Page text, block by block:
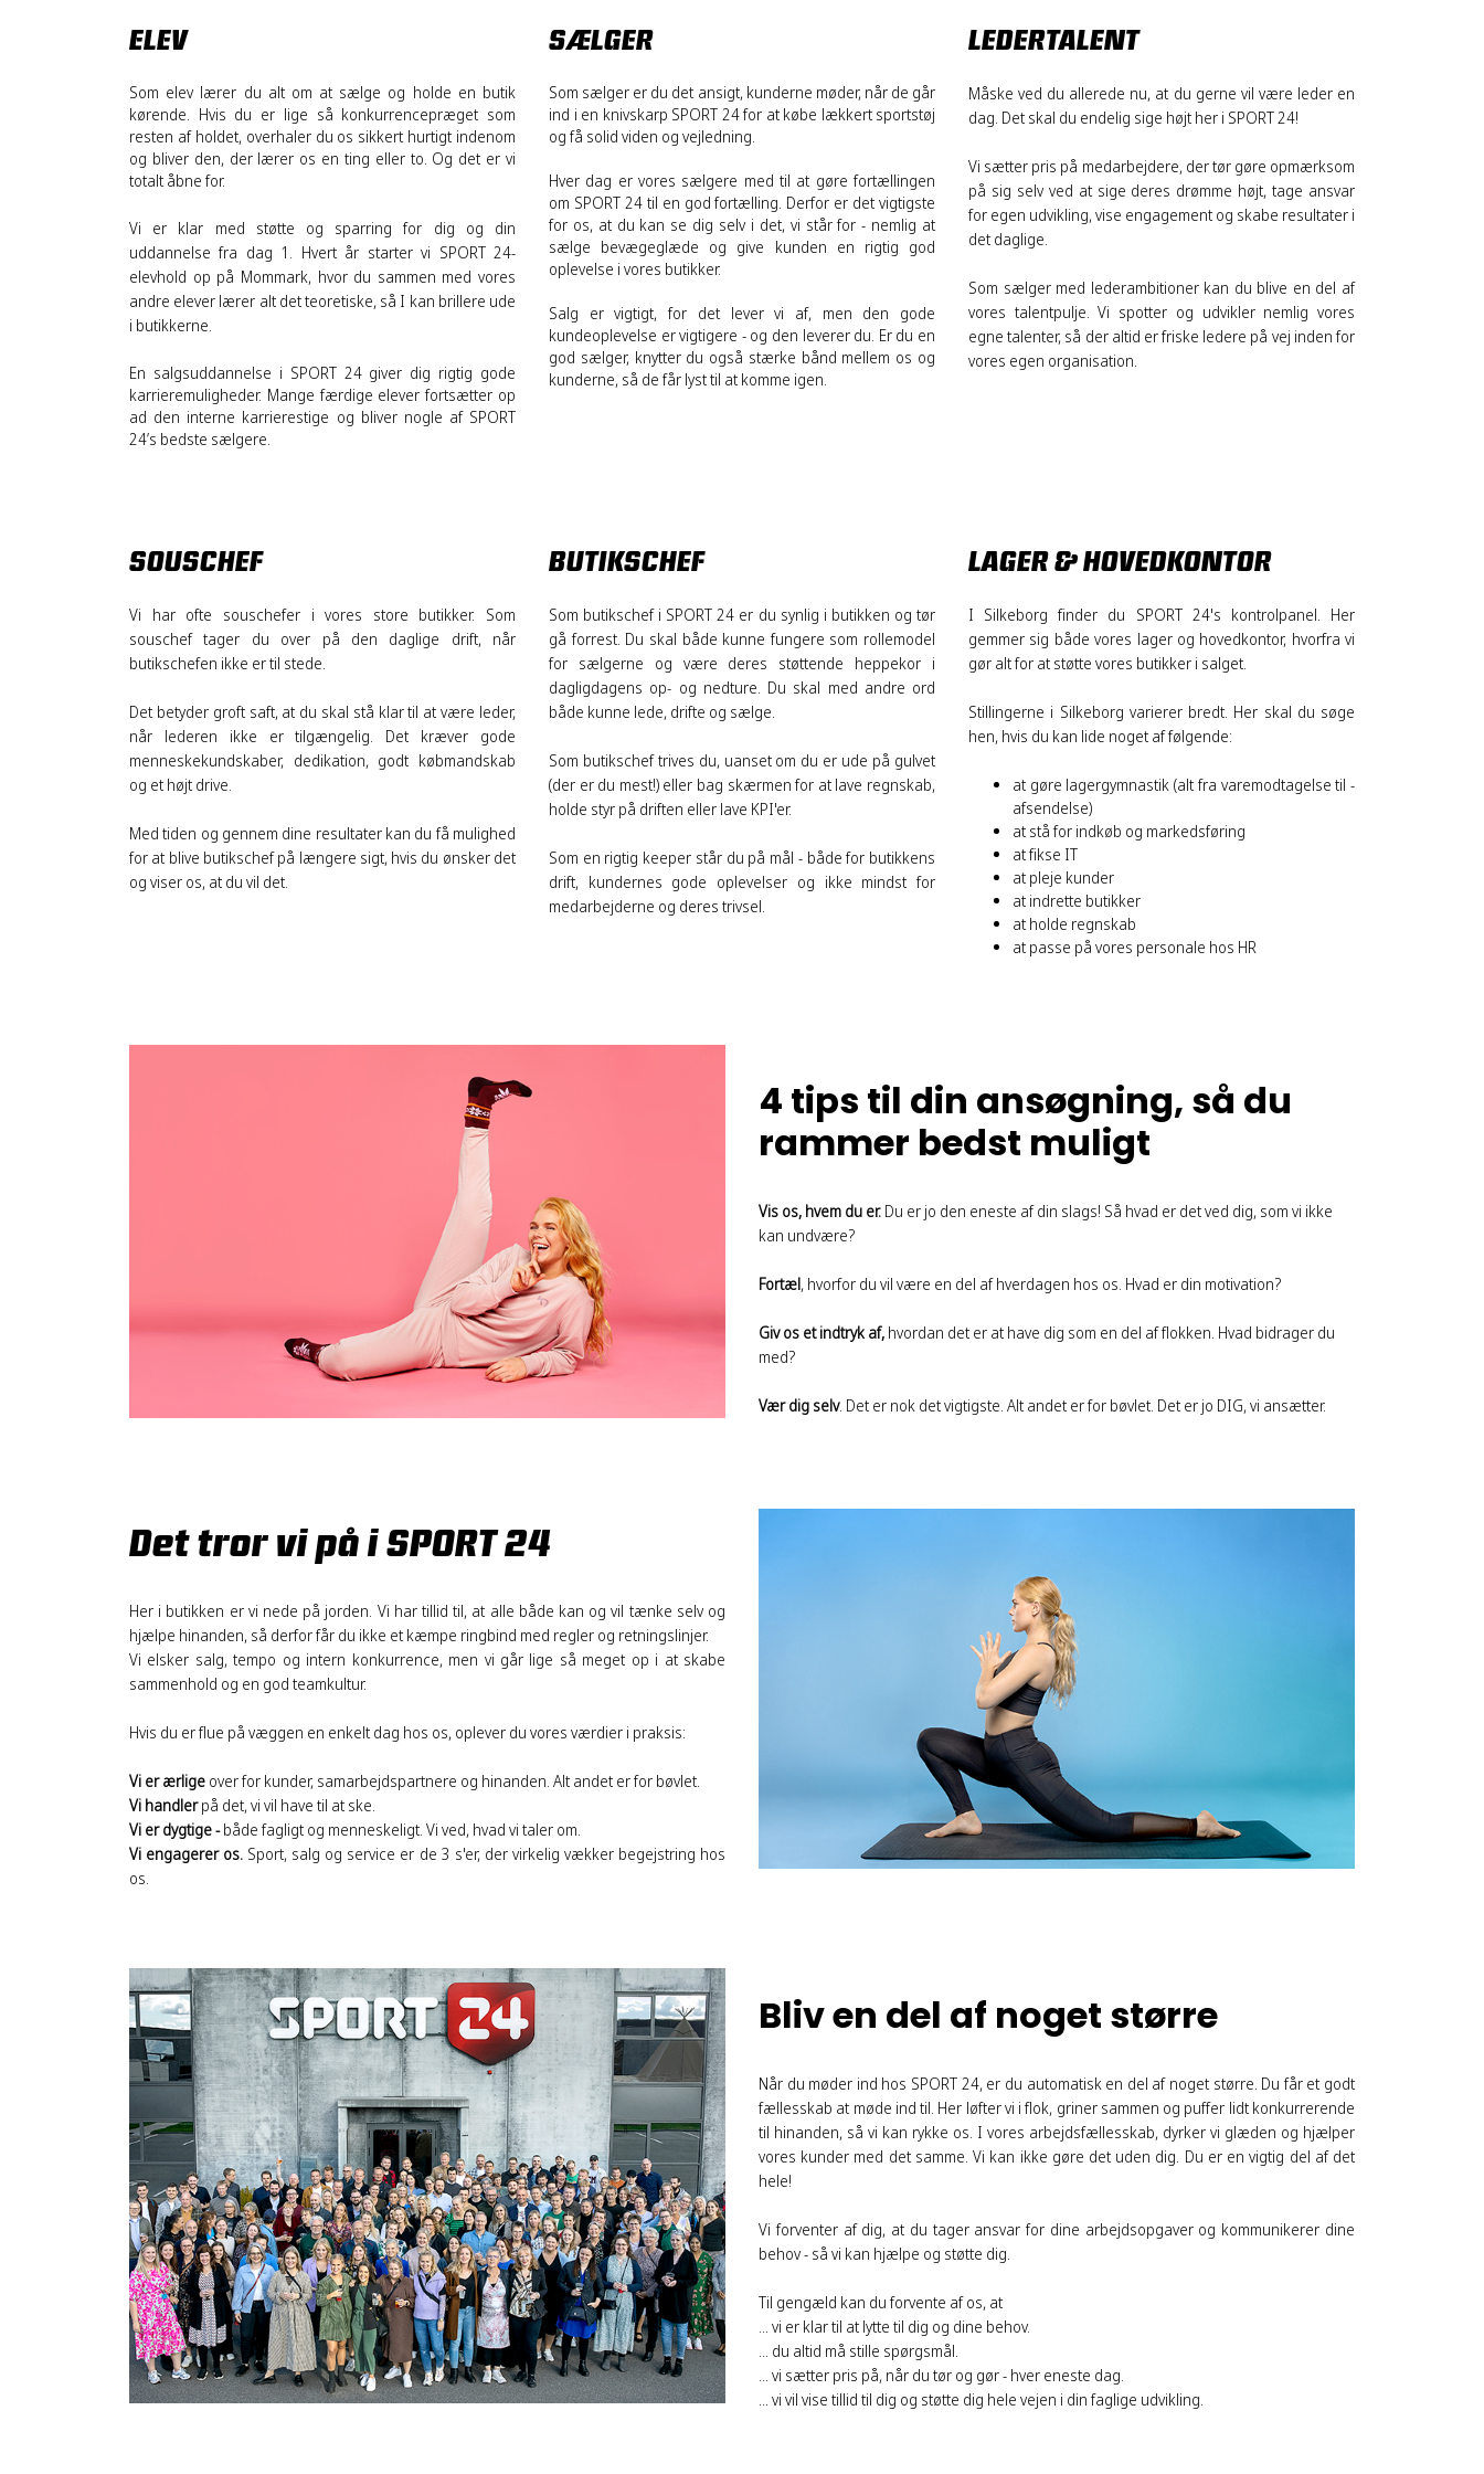
ELEV
Som elev lærer du alt om at sælge og holde en butik
kørende. Hvis du er lige så konkurrencepræget som
resten af holdet, overhaler du os sikkert hurtigt indenom
og bliver den, der lærer os en ting eller to. Og det er vi
totalt åbne for.
Vi er klar med støtte og sparring for dig og din
uddannelse fra dag 1. Hvert år starter vi SPORT 24-
elevhold op på Mommark, hvor du sammen med vores
andre elever lærer alt det teoretiske, så I kan brillere ude
i butikkerne.
En salgsuddannelse i SPORT 24 giver dig rigtig gode
karrieremuligheder. Mange færdige elever fortsætter op
ad den interne karrierestige og bliver nogle af SPORT
24’s bedste sælgere.
SÆLGER
Som sælger er du det ansigt, kunderne møder, når de går
ind i en knivskarp SPORT 24 for at købe lækkert sportstøj
og få solid viden og vejledning.
Hver dag er vores sælgere med til at gøre fortællingen
om SPORT 24 til en god fortælling. Derfor er det vigtigste
for os, at du kan se dig selv i det, vi står for - nemlig at
sælge bevægeglæde og give kunden en rigtig god
oplevelse i vores butikker.
Salg er vigtigt, for det lever vi af, men den gode
kundeoplevelse er vigtigere - og den leverer du. Er du en
god sælger, knytter du også stærke bånd mellem os og
kunderne, så de får lyst til at komme igen.
LEDERTALENT
Måske ved du allerede nu, at du gerne vil være leder en
dag. Det skal du endelig sige højt her i SPORT 24!
Vi sætter pris på medarbejdere, der tør gøre opmærksom
på sig selv ved at sige deres drømme højt, tage ansvar
for egen udvikling, vise engagement og skabe resultater i
det daglige.
Som sælger med lederambitioner kan du blive en del af
vores talentpulje. Vi spotter og udvikler nemlig vores
egne talenter, så der altid er friske ledere på vej inden for
vores egen organisation.
SOUSCHEF
Vi har ofte souschefer i vores store butikker. Som
souschef tager du over på den daglige drift, når
butikschefen ikke er til stede.
Det betyder groft saft, at du skal stå klar til at være leder,
når lederen ikke er tilgængelig. Det kræver gode
menneskekundskaber, dedikation, godt købmandskab
og et højt drive.
Med tiden og gennem dine resultater kan du få mulighed
for at blive butikschef på længere sigt, hvis du ønsker det
og viser os, at du vil det.
BUTIKSCHEF
Som butikschef i SPORT 24 er du synlig i butikken og tør
gå forrest. Du skal både kunne fungere som rollemodel
for sælgerne og være deres støttende heppekor i
dagligdagens op- og nedture. Du skal med andre ord
både kunne lede, drifte og sælge.
Som butikschef trives du, uanset om du er ude på gulvet
(der er du mest!) eller bag skærmen for at lave regnskab,
holde styr på driften eller lave KPI'er.
Som en rigtig keeper står du på mål - både for butikkens
drift, kundernes gode oplevelser og ikke mindst for
medarbejderne og deres trivsel.
LAGER & HOVEDKONTOR
I Silkeborg finder du SPORT 24's kontrolpanel. Her
gemmer sig både vores lager og hovedkontor, hvorfra vi
gør alt for at støtte vores butikker i salget.
Stillingerne i Silkeborg varierer bredt. Her skal du søge
hen, hvis du kan lide noget af følgende:
at gøre lagergymnastik (alt fra varemodtagelse til -
afsendelse)
at stå for indkøb og markedsføring
at fikse IT
at pleje kunder
at indrette butikker
at holde regnskab
at passe på vores personale hos HR
4 tips til din ansøgning, så du
rammer bedst muligt
Vis os, hvem du er. Du er jo den eneste af din slags! Så hvad er det ved dig, som vi ikke
kan undvære?
Fortæl, hvorfor du vil være en del af hverdagen hos os. Hvad er din motivation?
Giv os et indtryk af, hvordan det er at have dig som en del af flokken. Hvad bidrager du
med?
Vær dig selv. Det er nok det vigtigste. Alt andet er for bøvlet. Det er jo DIG, vi ansætter.
Det tror vi på i SPORT 24
Her i butikken er vi nede på jorden. Vi har tillid til, at alle både kan og vil tænke selv og
hjælpe hinanden, så derfor får du ikke et kæmpe ringbind med regler og retningslinjer.
Vi elsker salg, tempo og intern konkurrence, men vi går lige så meget op i at skabe
sammenhold og en god teamkultur.
Hvis du er flue på væggen en enkelt dag hos os, oplever du vores værdier i praksis:
Vi er ærlige over for kunder, samarbejdspartnere og hinanden. Alt andet er for bøvlet.
Vi handlerpå det, vi vil have til at ske.
Vi er dygtige -både fagligt og menneskeligt. Vi ved, hvad vi taler om.
Vi engagerer os. Sport, salg og service er de 3 s'er, der virkelig vækker begejstring hos
os.
Bliv en del af noget større
Når du møder ind hos SPORT 24, er du automatisk en del af noget større. Du får et godt
fællesskab at møde ind til. Her løfter vi i flok, griner sammen og puffer lidt konkurrerende
til hinanden, så vi kan rykke os. I vores arbejdsfællesskab, dyrker vi glæden og hjælper
vores kunder med det samme. Vi kan ikke gøre det uden dig. Du er en vigtig del af det
hele!
Vi forventer af dig, at du tager ansvar for dine arbejdsopgaver og kommunikerer dine
behov - så vi kan hjælpe og støtte dig.
Til gengæld kan du forvente af os, at
... vi er klar til at lytte til dig og dine behov.
... du altid må stille spørgsmål.
... vi sætter pris på, når du tør og gør - hver eneste dag.
... vi vil vise tillid til dig og støtte dig hele vejen i din faglige udvikling.